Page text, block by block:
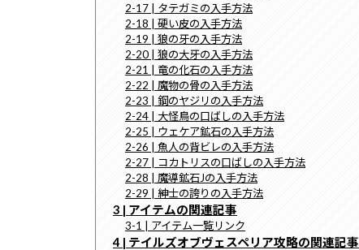
2-17 | タテガミの入手方法
2-18 | 硬い皮の入手方法
2-19 | 狼の牙の入手方法
2-20 | 狼の大牙の入手方法
2-21 | 竜の化石の入手方法
2-22 | 魔物の骨の入手方法
2-23 | 鋼のヤジリの入手方法
2-24 | 大怪鳥の口ばしの入手方法
2-25 | ウェケア鉱石の入手方法
2-26 | 魚人の背ビレの入手方法
2-27 | コカトリスの口ばしの入手方法
2-28 | 魔導鉱石Jの入手方法
2-29 | 紳士の誇りの入手方法
3 | アイテムの関連記事
3-1 | アイテム一覧リンク
4 | テイルズオブヴェスペリア攻略の関連記事